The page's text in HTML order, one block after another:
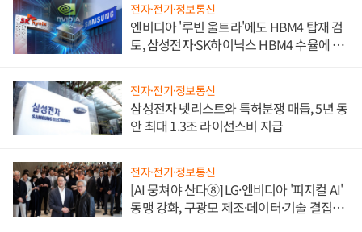
전자·전기·정보통신
엔비디아 '루빈 울트라'에도 HBM4 탑재 검
토, 삼성전자·SK하이닉스 HBM4 수율에 주
전자·전기·정보통신
삼성전자 넷리스트와 특허분쟁 매듭, 5년 동
안 최대 1.3조 라이선스비 지급
전자·전기·정보통신
[AI 뭉쳐야 산다⑧] LG·엔비디아 '피지컬 AI'
동맹 강화, 구광모 제조·데이터·기술 결집